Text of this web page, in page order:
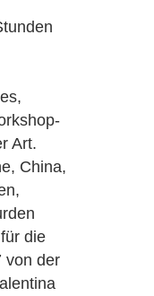
Art.
China,
die
von der